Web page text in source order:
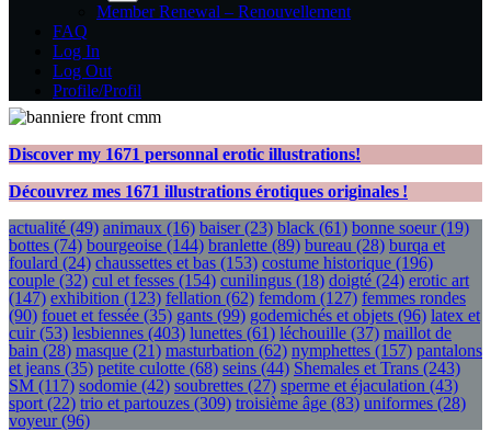
Member Renewal – Renouvellement
FAQ
Log In
Log Out
Profile/Profil
Discover my 1671 personnal erotic illustrations!
Découvrez mes 1671 illustrations érotiques originales !
actualité (49) animaux (16) baiser(23) black (61) bonne soeur(19)
bottes (74) bourgeoise (144) branlette (89) bureau (28) burqa et
foulard (24) chaussettes et bas (153) costume historique (196)
couple (32) cul et fesses (154) cunilingus (18) doigté (24) erotic art
(147) exhibition (123) fellation (62) femdom (127) femmes rondes
(90) fouet et fessée (35) gants (99) godemichés et objets (96) latex et
cuir(53) lesbiennes (403) lunettes (61) léchouille (37) maillot de
bain (28) masque (21) masturbation (62) nymphettes (157) pantalons
et jeans (35) petite culotte (68) seins (44) Shemales et Trans (243)
SM (117) sodomie (42) soubrettes (27) sperme et éjaculation (43)
sport (22) trio et partouzes (309) troisième âge (83) uniformes (28)
voyeur(96)